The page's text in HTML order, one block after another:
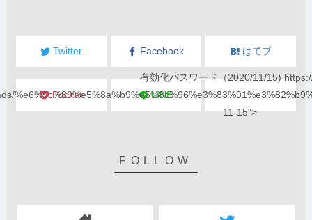
Twitter Facebook はてブ
Pocket LINE
有効化パスワード（2020/11/15)
11-15">